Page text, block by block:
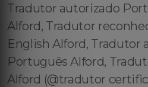
Tradutor autorizado
Alford, Tradutor
English Alford, Tradutor
Português Alford,
Alford (@tradutor